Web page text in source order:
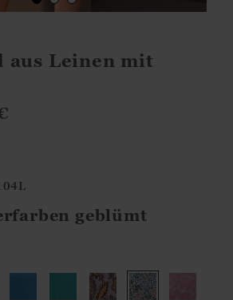
aus Leinen mit
geblümt